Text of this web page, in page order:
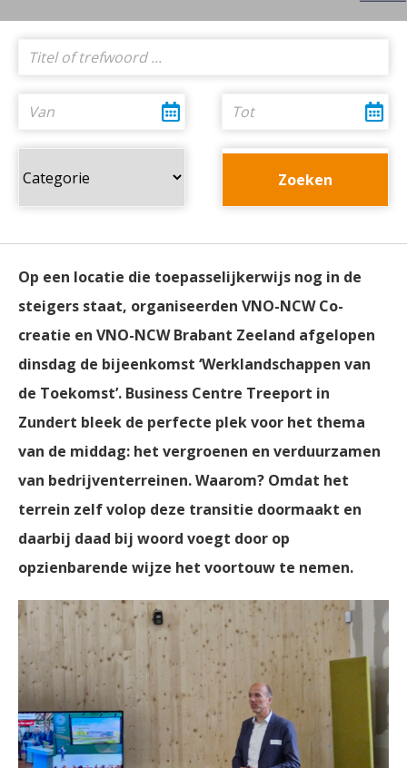
Op een locatie die toepasselijkerwijs nog in de
steigers staat, organiseerden VNO-NCW Co-
creatie en VNO-NCW Brabant Zeeland afgelopen
dinsdag de bijeenkomst ‘Werklandschappen van
de Toekomst’. Business Centre Treeport in
Zundert bleek de perfecte plek voor het thema
van de middag: het vergroenen en verduurzamen
van bedrijventerreinen. Waarom? Omdat het
terrein zelf volop deze transitie doormaakt en
daarbij daad bij woord voegt door op
opzienbarende wijze het voortouw te nemen.